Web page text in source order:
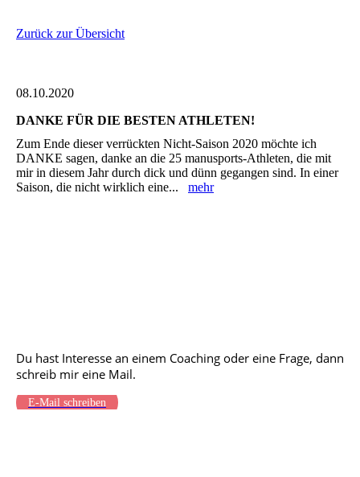
Zurück zur Übersicht
08.10.2020
DANKE FÜR DIE BESTEN ATHLETEN!
Zum Ende dieser verrückten Nicht-Saison 2020 möchte ich
DANKE sagen, danke an die 25 manusports-Athleten, die mit
mir in diesem Jahr durch dick und dünn gegangen sind. In einer
Saison, die nicht wirklich eine... mehr
Du hast Interesse an einem Coaching oder eine Frage, dann
schreib mir eine Mail.
E-Mail schreiben